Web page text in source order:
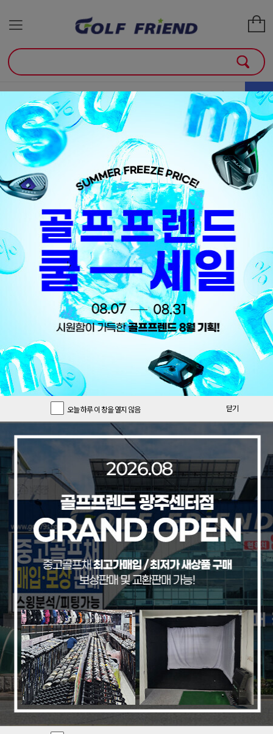
+
골프클럽 골프용품 매장안내 소
오늘 하루 이 창을 열지 않음 닫기
오늘의 특가
기간한정 클럽 기간한정 용품 추천 중고풀세트